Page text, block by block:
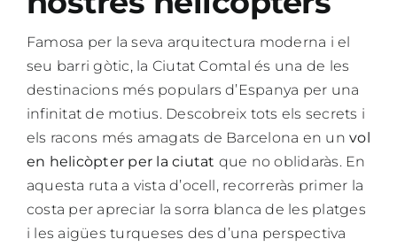
Famosa per la seva arquitectura moderna i el
seu barri gòtic, la Ciutat Comtal és una de les
destinacions més populars d’Espanya per una
infinitat de motius. Descobreix tots els secrets i
els racons més amagats de Barcelona en unvol
en helicòpter per la ciutat que no oblidaràs. En
aquesta ruta a vista d’ocell, recorreràs primer la
costa per apreciar la sorra blanca de les platges
i les aigües turqueses des d’una perspectiva